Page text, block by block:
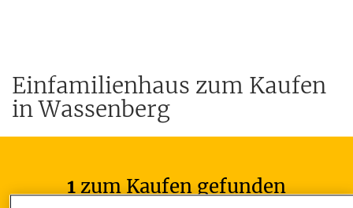
Einfamilienhaus zum Kaufen
in Wassenberg
1zum Kaufen gefunden